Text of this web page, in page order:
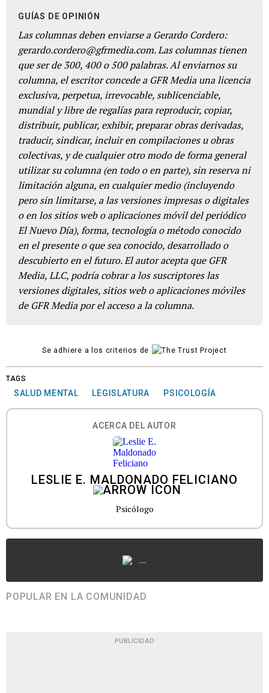
GUÍAS DE OPINIÓN
Las columnas deben enviarse a Gerardo Cordero:
gerardo.cordero@gfrmedia.com. Las columnas tienen
que ser de 300, 400 o 500 palabras. Al enviarnos su
columna, el escritor concede a GFR Media una licencia
exclusiva, perpetua, irrevocable, sublicenciable,
mundial y libre de regalías para reproducir, copiar,
distribuir, publicar, exhibir, preparar obras derivadas,
traducir, sindicar, incluir en compilaciones u obras
colectivas, y de cualquier otro modo de forma general
utilizar su columna (en todo o en parte), sin reserva ni
limitación alguna, en cualquier medio (incluyendo
pero sin limitarse, a las versiones impresas o digitales
o en los sitios web o aplicaciones móvil del periódico
El Nuevo Día), forma, tecnología o método conocido
en el presente o que sea conocido, desarrollado o
descubierto en el futuro. El autor acepta que GFR
Media, LLC, podría cobrar a los suscriptores las
versiones digitales, sitios web o aplicaciones móviles
de GFR Media por el acceso a la columna.
Se adhiere a los criterios de
TAGS
SALUD MENTAL LEGISLATURA PSICOLOGÍA
ACERCA DEL AUTOR
LESLIE E. MALDONADO FELICIANO
Psicólogo
...
POPULAR EN LA COMUNIDAD
PUBLICIDAD